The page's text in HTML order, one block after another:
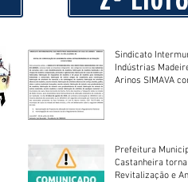
Sindicato
Indústrias
Arinos SIMAVA convoca à
Prefeitura
Castanheira
Revitalização e